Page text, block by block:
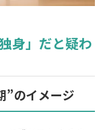
身」だと疑わ
”のイメージ